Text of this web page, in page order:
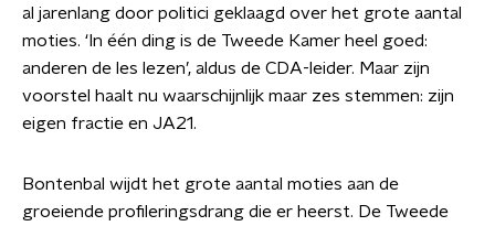
al jarenlang door politici geklaagd over het grote aantal
moties. ‘In één ding is de Tweede Kamer heel goed:
anderen de les lezen’, aldus de CDA-leider. Maar zijn
voorstel haalt nu waarschijnlijk maar zes stemmen: zijn
eigen fractie en JA21.
Bontenbal wijdt het grote aantal moties aan de
groeiende profileringsdrang die er heerst. De Tweede